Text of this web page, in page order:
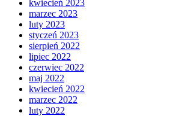
kwiecień 2023
marzec 2023
luty 2023
styczeń 2023
sierpień 2022
lipiec 2022
czerwiec 2022
maj 2022
kwiecień 2022
marzec 2022
luty 2022